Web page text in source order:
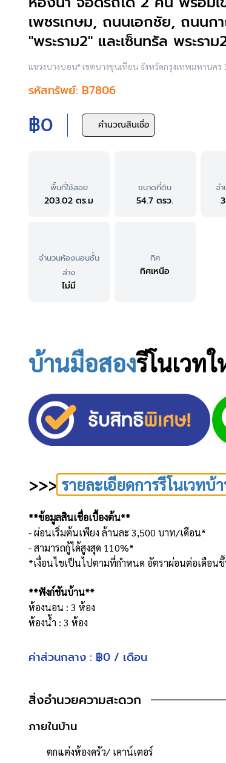
เพชรเกษม, ถนนเอกชัย, ถนนก
"พระราม2" และเซ็นทรัล พระราม
แขวงบางบอน* เขตบางขุนเทียน จังหวัดกรุงเทพมหานคร
รหัสทรัพย์: B7806
฿0 คำนวณสินเชื่อ
พื้นที่ใช้สอย
203.02 ตร.ม
ขนาดที่ดิน
54.7 ตรว.
จ
จำนวนห้องนอนชั้น
ล่าง
ไม่มี
ทิศ
ทิศเหนือ
บ้านมือสองรีโนเวท
>>> รายละเอียดการรีโนเวท
**ข้อมูลสินเชื่อเบื้องต้น**
- ผ่อนเริ่มต้นเพียง ล้านละ 3,500 บาท/เดือน*
- สามารถกู้ได้สูงสุด 110%*
*เงื่อนไขเป็นไปตามที่กำหนด อัตราผ่อนต่อเดือน
**ฟังก์ชันบ้าน**
ห้องนอน : 3 ห้อง
ห้องน้ำ : 3 ห้อง
ที่จอดรถ : 2 คัน
ระบบน้ำ
- ถังบำบัดสิ่งปฏิกูล
ค่าส่วนกลาง : ฿0 / เดือน
สิ่งอำนวยความสะดวก
ภายในบ้าน
ตกแต่งห้องครัว/ เคาน์เตอร์